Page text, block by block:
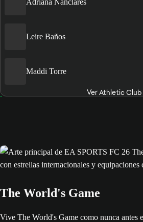
Adriana Nanclares
Leire Baños
Maddi Torre
Ver Athletic Club
The World's Game
Vive The World's Game como nunca